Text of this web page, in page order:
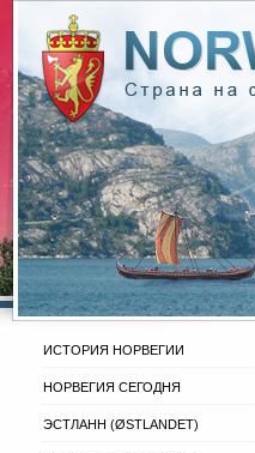
ИСТОРИЯ НОРВЕГИИ
НОРВЕГИЯ СЕГОДНЯ
ЭСТЛАНН (ØSTLANDET)